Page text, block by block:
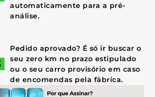
automaticamente para a pré-
análise.
Pedido aprovado? É só ir buscar o
seu zero km no prazo estipulado
ou o seu carro provisório em caso
de encomendas pela fábrica.